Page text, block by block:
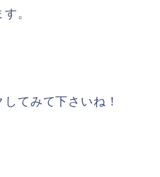
。
てみて下さいね！